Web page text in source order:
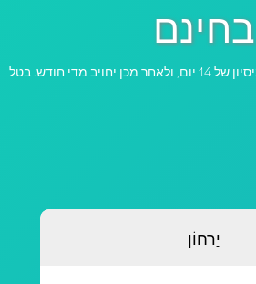
בחינם
ללא חיוב עד לסיום תקופת הניסיון של 14 יום, ולאחר מכן יחויב מדי חודש. בטל
יַרחוֹן